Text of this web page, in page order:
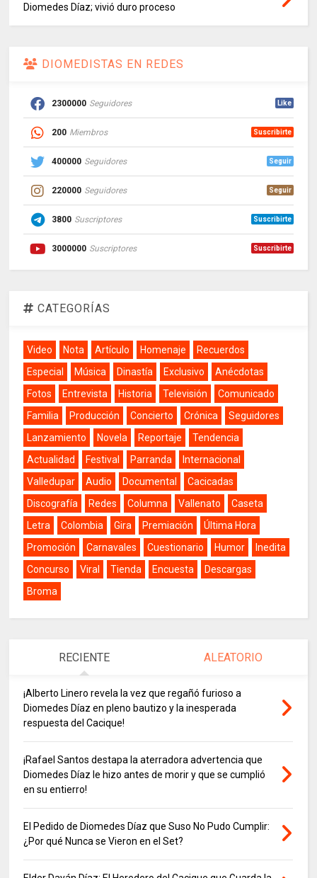
Diomedes Díaz; vivió duro proceso
DIOMEDISTAS EN REDES
2300000 Seguidores Like
200 Miembros Suscribirte
400000 Seguidores Seguir
220000 Seguidores Seguir
3800 Suscriptores Suscribirte
3000000 Suscriptores Suscribirte
CATEGORÍAS
Video Nota Artículo Homenaje
Recuerdos
Especial
Música Dinastía Exclusivo
Anécdotas
Fotos
Entrevista Historia Televisión
Comunicado
Familia
Producción Concierto Crónica
Seguidores
Lanzamiento
Novela Reportaje
Tendencia
Actualidad
Festival Parranda
Internacional
Valledupar
Audio Documental
Cacicadas
Discografía
Redes Columna Vallenato
Caseta
Letra
Colombia Gira Premiación
Última Hora
Promoción
Carnavales Cuestionario Humor
Inedita
Concurso
Viral Tienda Encuesta
Descargas
Broma
RECIENTE ALEATORIO
¡Alberto Linero revela la vez que regañó furioso a
Diomedes Díaz en pleno bautizo y la inesperada
respuesta del Cacique!
¡Rafael Santos destapa la aterradora advertencia que
Diomedes Díaz le hizo antes de morir y que se cumplió
en su entierro!
El Pedido de Diomedes Díaz que Suso No Pudo Cumplir:
¿Por qué Nunca se Vieron en el Set?